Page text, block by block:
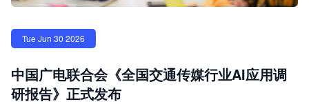
Tue Jun 30 2026
中国广电联合会《全国交通传媒行业AI应用调
研报告》正式发布